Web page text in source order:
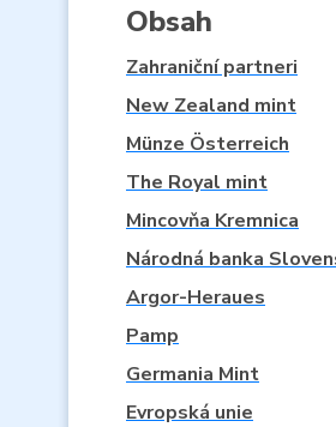
Obsah
Zahraniční partneri
New Zealand mint
Münze Österreich
The Royal mint
Mincovňa Kremnica
Národná banka
Argor-Heraues
Pamp
Germania Mint
Evropská unie